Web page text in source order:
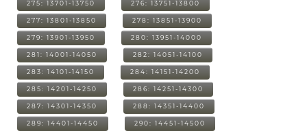
275: 13701-13750 276: 13751-13800
277: 13801-13850 278: 13851-13900
279: 13901-13950 280: 13951-14000
281: 14001-14050 282: 14051-14100
283: 14101-14150 284: 14151-14200
285: 14201-14250 286: 14251-14300
287: 14301-14350 288: 14351-14400
289: 14401-14450 290: 14451-14500